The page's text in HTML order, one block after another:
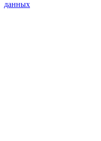
данных